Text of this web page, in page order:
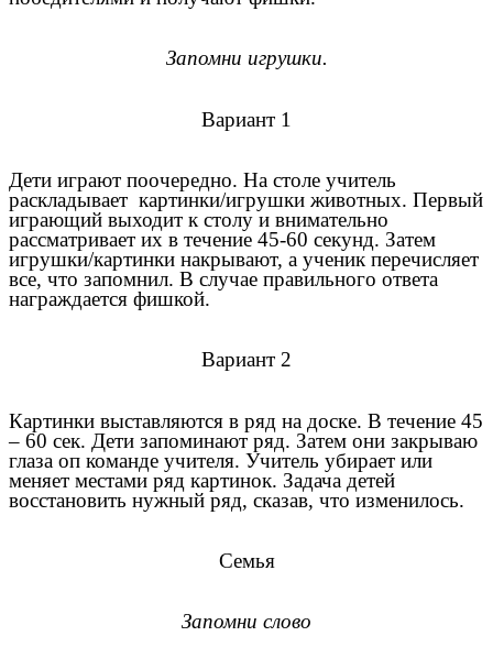
Запомни игрушки.
Вариант 1
Дети играют поочередно. На столе учитель
раскладывает картинки/игрушки животных. Первый
играющий выходит к столу и внимательно
рассматривает их в течение 45-60 секунд. Затем
игрушки/картинки накрывают, а ученик перечисляет
все, что запомнил. В случае правильного ответа
награждается фишкой.
Вариант 2
Картинки выставляются в ряд на доске. В течение 45
– 60 сек. Дети запоминают ряд. Затем они закрываю
глаза оп команде учителя. Учитель убирает или
меняет местами ряд картинок. Задача детей
восстановить нужный ряд, сказав, что изменилось.
Семья
Запомни слово